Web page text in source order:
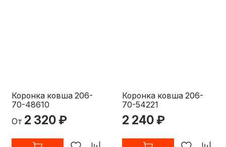
Коронка ковша 206-
70-48610
От 2 320 ₽
Коронка ковша 206-
70-54221
2 240 ₽